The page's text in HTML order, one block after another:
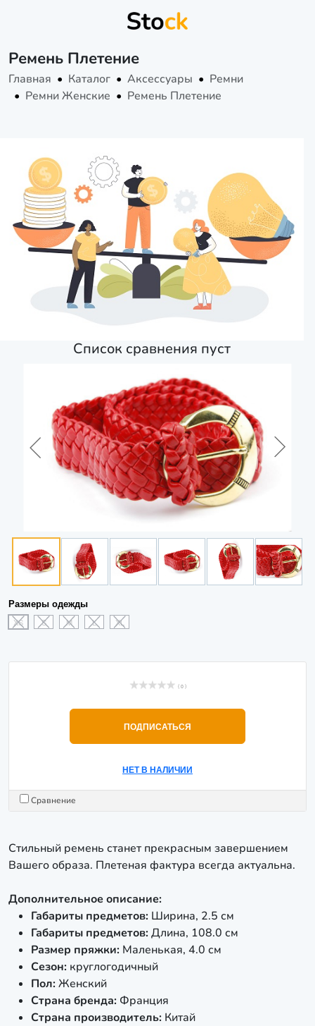
Ремень Плетение
Главная Каталог Аксессуары
Ремни
Ремни Женские
Ремень Плетение
Список сравнения пуст
Размеры одежды
XS S M L XL
( 0 )
ПОДПИСАТЬСЯ
НЕТ В НАЛИЧИИ
Сравнение
Стильный ремень станет прекрасным завершением
Вашего образа. Плетеная фактура всегда актуальна.
Дополнительное описание:
Габариты предметов: Ширина, 2.5 см
Габариты предметов:Длина, 108.0 см
Размер пряжки: Маленькая, 4.0 см
Сезон: круглогодичный
Пол:Женский
Страна бренда: Франция
Страна производитель: Китай